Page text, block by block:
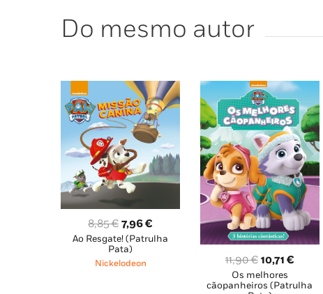
Do mesmo autor
8,85€ O
preço
original
7,96€
preço
Ao Resgate! (Patrulha
Pata)
Nickelodeon 11,90€ O
preço
10,71 €O
Os melhores
cãopanheiros (Patrulha